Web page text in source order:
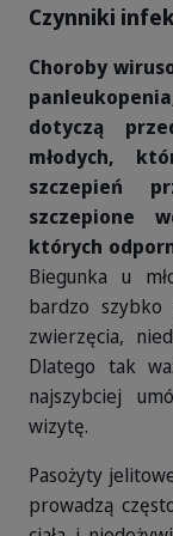
Czynniki
Choroby
dotyczą
młodych,
szczepień
szczepione
których
Biegunka u
bardzo szybko
zwierzęcia,
Dlatego tak
najszybciej
wizytę.
Pasożyty
prowadzą